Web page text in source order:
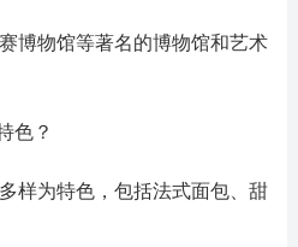
博物馆等著名的博物馆和艺术
色？
样为特色，包括法式面包、甜